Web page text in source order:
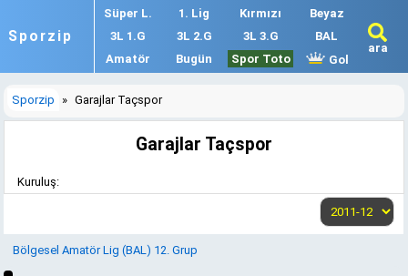
Sporzip
Süper L. 1. Lig Kırmızı
Beyaz
3L 1.G
3L 2.G 3L 3.G
BAL
Amatör
Bugün Spor Toto Gol
ara
Sporzip » Garajlar Taçspor
Garajlar Taçspor
Kuruluş:
Bölgesel Amatör Lig (BAL) 12. Grup